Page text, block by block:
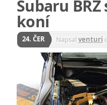
Subaru
koní
24. ČER Napsal venturi